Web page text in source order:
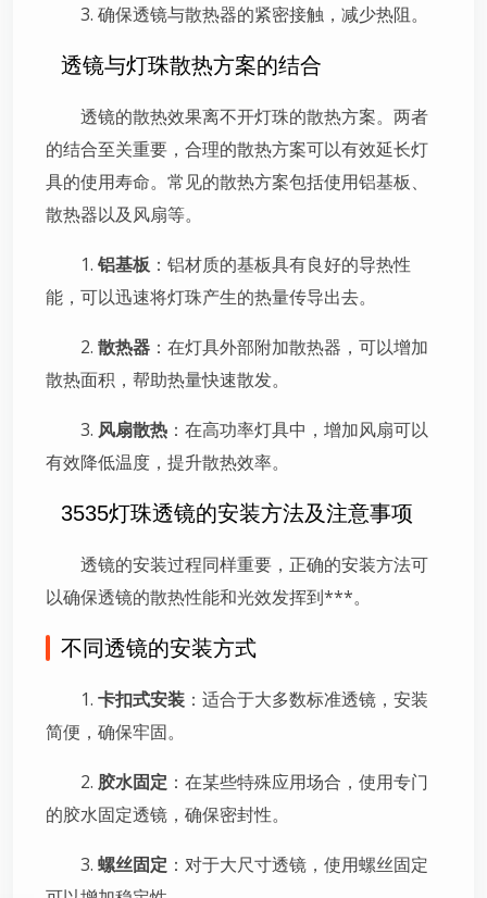
3. 确保透镜与散热器的紧密接触，减少热阻。
透镜与灯珠散热方案的结合
透镜的散热效果离不开灯珠的散热方案。两者
的结合至关重要，合理的散热方案可以有效延长灯
具的使用寿命。常见的散热方案包括使用铝基板、
散热器以及风扇等。
1. 铝基板 ：铝材质的基板具有良好的导热性
能，可以迅速将灯珠产生的热量传导出去。
2. 散热器 ：在灯具外部附加散热器，可以增加
散热面积，帮助热量快速散发。
3. 风扇散热 ：在高功率灯具中，增加风扇可以
有效降低温度，提升散热效率。
3535灯珠透镜的安装方法及注意事项
透镜的安装过程同样重要，正确的安装方法可
以确保透镜的散热性能和光效发挥到***。
不同透镜的安装方式
1. 卡扣式安装 ：适合于大多数标准透镜，安装
简便，确保牢固。
2. 胶水固定 ：在某些特殊应用场合，使用专门
的胶水固定透镜，确保密封性。
3. 螺丝固定 ：对于大尺寸透镜，使用螺丝固定